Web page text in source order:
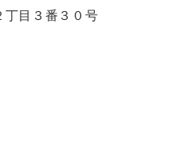
丁目３番３０号